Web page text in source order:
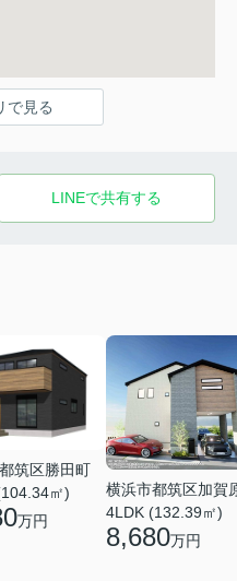
で見る
LINEで共有する
筑区勝田町
㎡)
万円
横浜市都筑区加賀
4LDK (132.39㎡)
8,680万円